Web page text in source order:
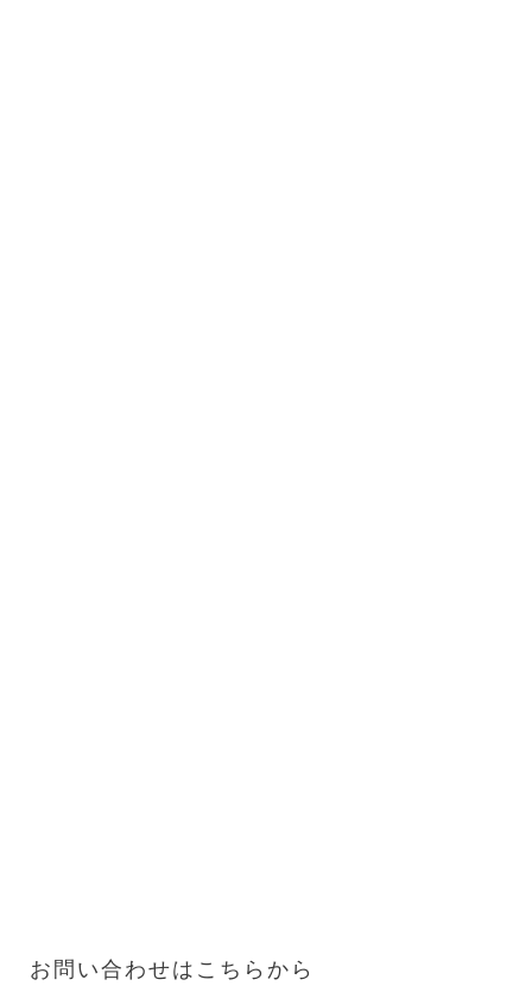
お問い合わせはこちらから